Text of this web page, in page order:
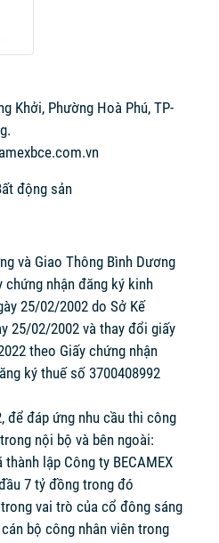
Khởi, Phường Hoà Phú, TP-
động sản
và Giao Thông Bình Dương
nhận đăng ký kinh
25/02/2002 do Sở Kế
25/02/2002 và thay đổi giấy
theo Giấy chứng nhận
ký thuế số 3700408992
để đáp ứng nhu cầu thi công
nội bộ và bên ngoài:
lập Công ty BECAMEX
7 tỷ đồng trong đó
trong vai trò của cổ đông sáng
bộ công nhân viên trong